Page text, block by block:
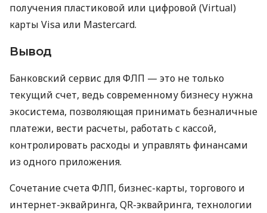
получения пластиковой или цифровой (Virtual)
карты Visa или Mastercard.
Вывод
Банковский сервис для ФЛП — это не только
текущий счет, ведь современному бизнесу нужна
экосистема, позволяющая принимать безналичные
платежи, вести расчеты, работать с кассой,
контролировать расходы и управлять финансами
из одного приложения.
Сочетание счета ФЛП, бизнес-карты, торгового и
интернет-эквайринга, QR-эквайринга, технологии